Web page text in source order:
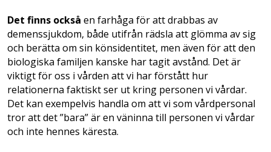
Det finns också en farhåga för att drabbas av
demenssjukdom, både utifrån rädsla att glömma av sig
och berätta om sin könsidentitet, men även för att den
biologiska familjen kanske har tagit avstånd. Det är
viktigt för oss i vården att vi har förstått hur
relationerna faktiskt ser ut kring personen vi vårdar.
Det kan exempelvis handla om att vi som vårdpersonal
tror att det ”bara” är en väninna till personen vi vårdar
och inte hennes käresta.